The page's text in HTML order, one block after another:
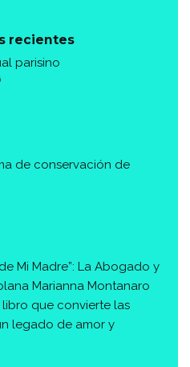
recientes
parisino
de conservación de
Mi Madre”: La Abogado y
Marianna Montanaro
que convierte las
legado de amor y